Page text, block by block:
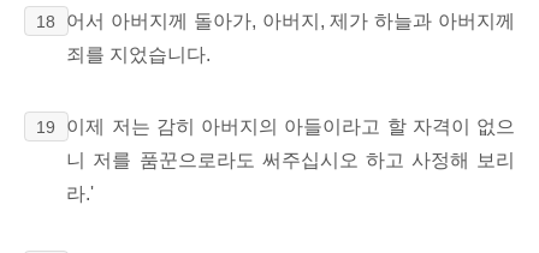
18
어서 아버지께 돌아가, 아버지, 제가 하늘과 아버지께
죄를 지었습니다.
19
이제 저는 감히 아버지의 아들이라고 할 자격이 없으
니 저를 품꾼으로라도 써주십시오 하고 사정해 보리
라.'